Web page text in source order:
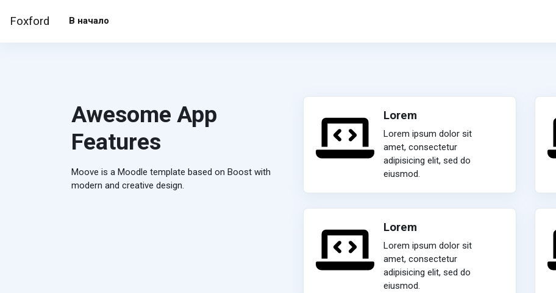
Foxford В начало
Awesome App
Features
Moove is a Moodle template based on Boost with
modern and creative design.
Lorem
Lorem ipsum dolor sit
amet, consectetur
adipisicing elit, sed do
eiusmod.
Lorem
Lorem ipsum dolor sit
amet, consectetur
adipisicing elit, sed do
eiusmod.